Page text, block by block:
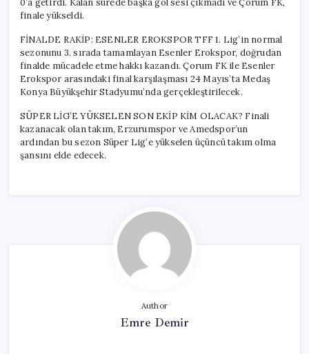
finale yükseldi.
FİNALDE RAKİP: ESENLER EROKSPOR TFF 1. Lig’in normal
sezonunu 3. sırada tamamlayan Esenler Erokspor, doğrudan
finalde mücadele etme hakkı kazandı. Çorum FK ile Esenler
Erokspor arasındaki final karşılaşması 24 Mayıs’ta Medaş
Konya Büyükşehir Stadyumu’nda gerçekleştirilecek.
SÜPER LİG’E YÜKSELEN SON EKİP KİM OLACAK? Finali
kazanacak olan takım, Erzurumspor ve Amedspor’un
ardından bu sezon Süper Lig’e yükselen üçüncü takım olma
şansını elde edecek.
Author
Emre Demir